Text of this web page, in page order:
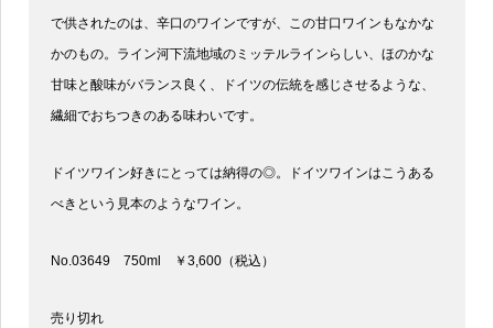
で供されたのは、辛口のワインですが、この甘口ワインもなかな
かのもの。ライン河下流地域のミッテルラインらしい、ほのかな
甘味と酸味がバランス良く、ドイツの伝統を感じさせるような、
繊細でおちつきのある味わいです。
ドイツワイン好きにとっては納得の◎。ドイツワインはこうある
べきという見本のようなワイン。
No.03649 750ml ￥3,600（税込）
売り切れ